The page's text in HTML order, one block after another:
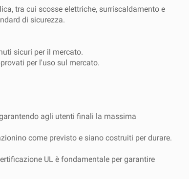
tra cui scosse elettriche, surriscaldamento e
di sicurezza.
sicuri per il mercato.
per l'uso sul mercato.
agli utenti finali la massima
come previsto e siano costruiti per durare.
UL è fondamentale per garantire